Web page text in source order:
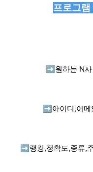
프로그
➡️ 원하는 N
➡️ 아이디,이
➡️ 랭킹,정확도,종류,